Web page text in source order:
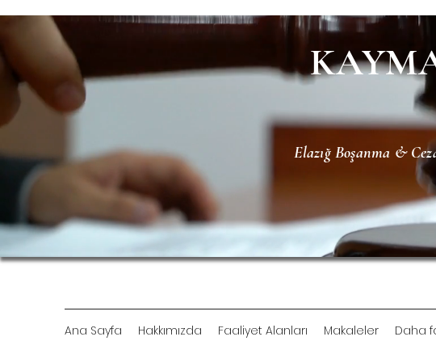
Elazığ Boşanma &
Ana Sayfa Hakkımızda Faaliyet Alanları Makaleler Daha